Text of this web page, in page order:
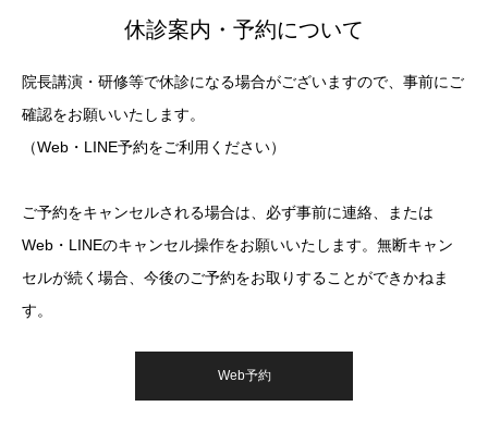
休診案内・予約について
院長講演・研修等で休診になる場合がございますので、事前にご
確認をお願いいたします。
（Web・LINE予約をご利用ください）
ご予約をキャンセルされる場合は、必ず事前に連絡、または
Web・LINEのキャンセル操作をお願いいたします。無断キャン
セルが続く場合、今後のご予約をお取りすることができかねま
す。
Web予約